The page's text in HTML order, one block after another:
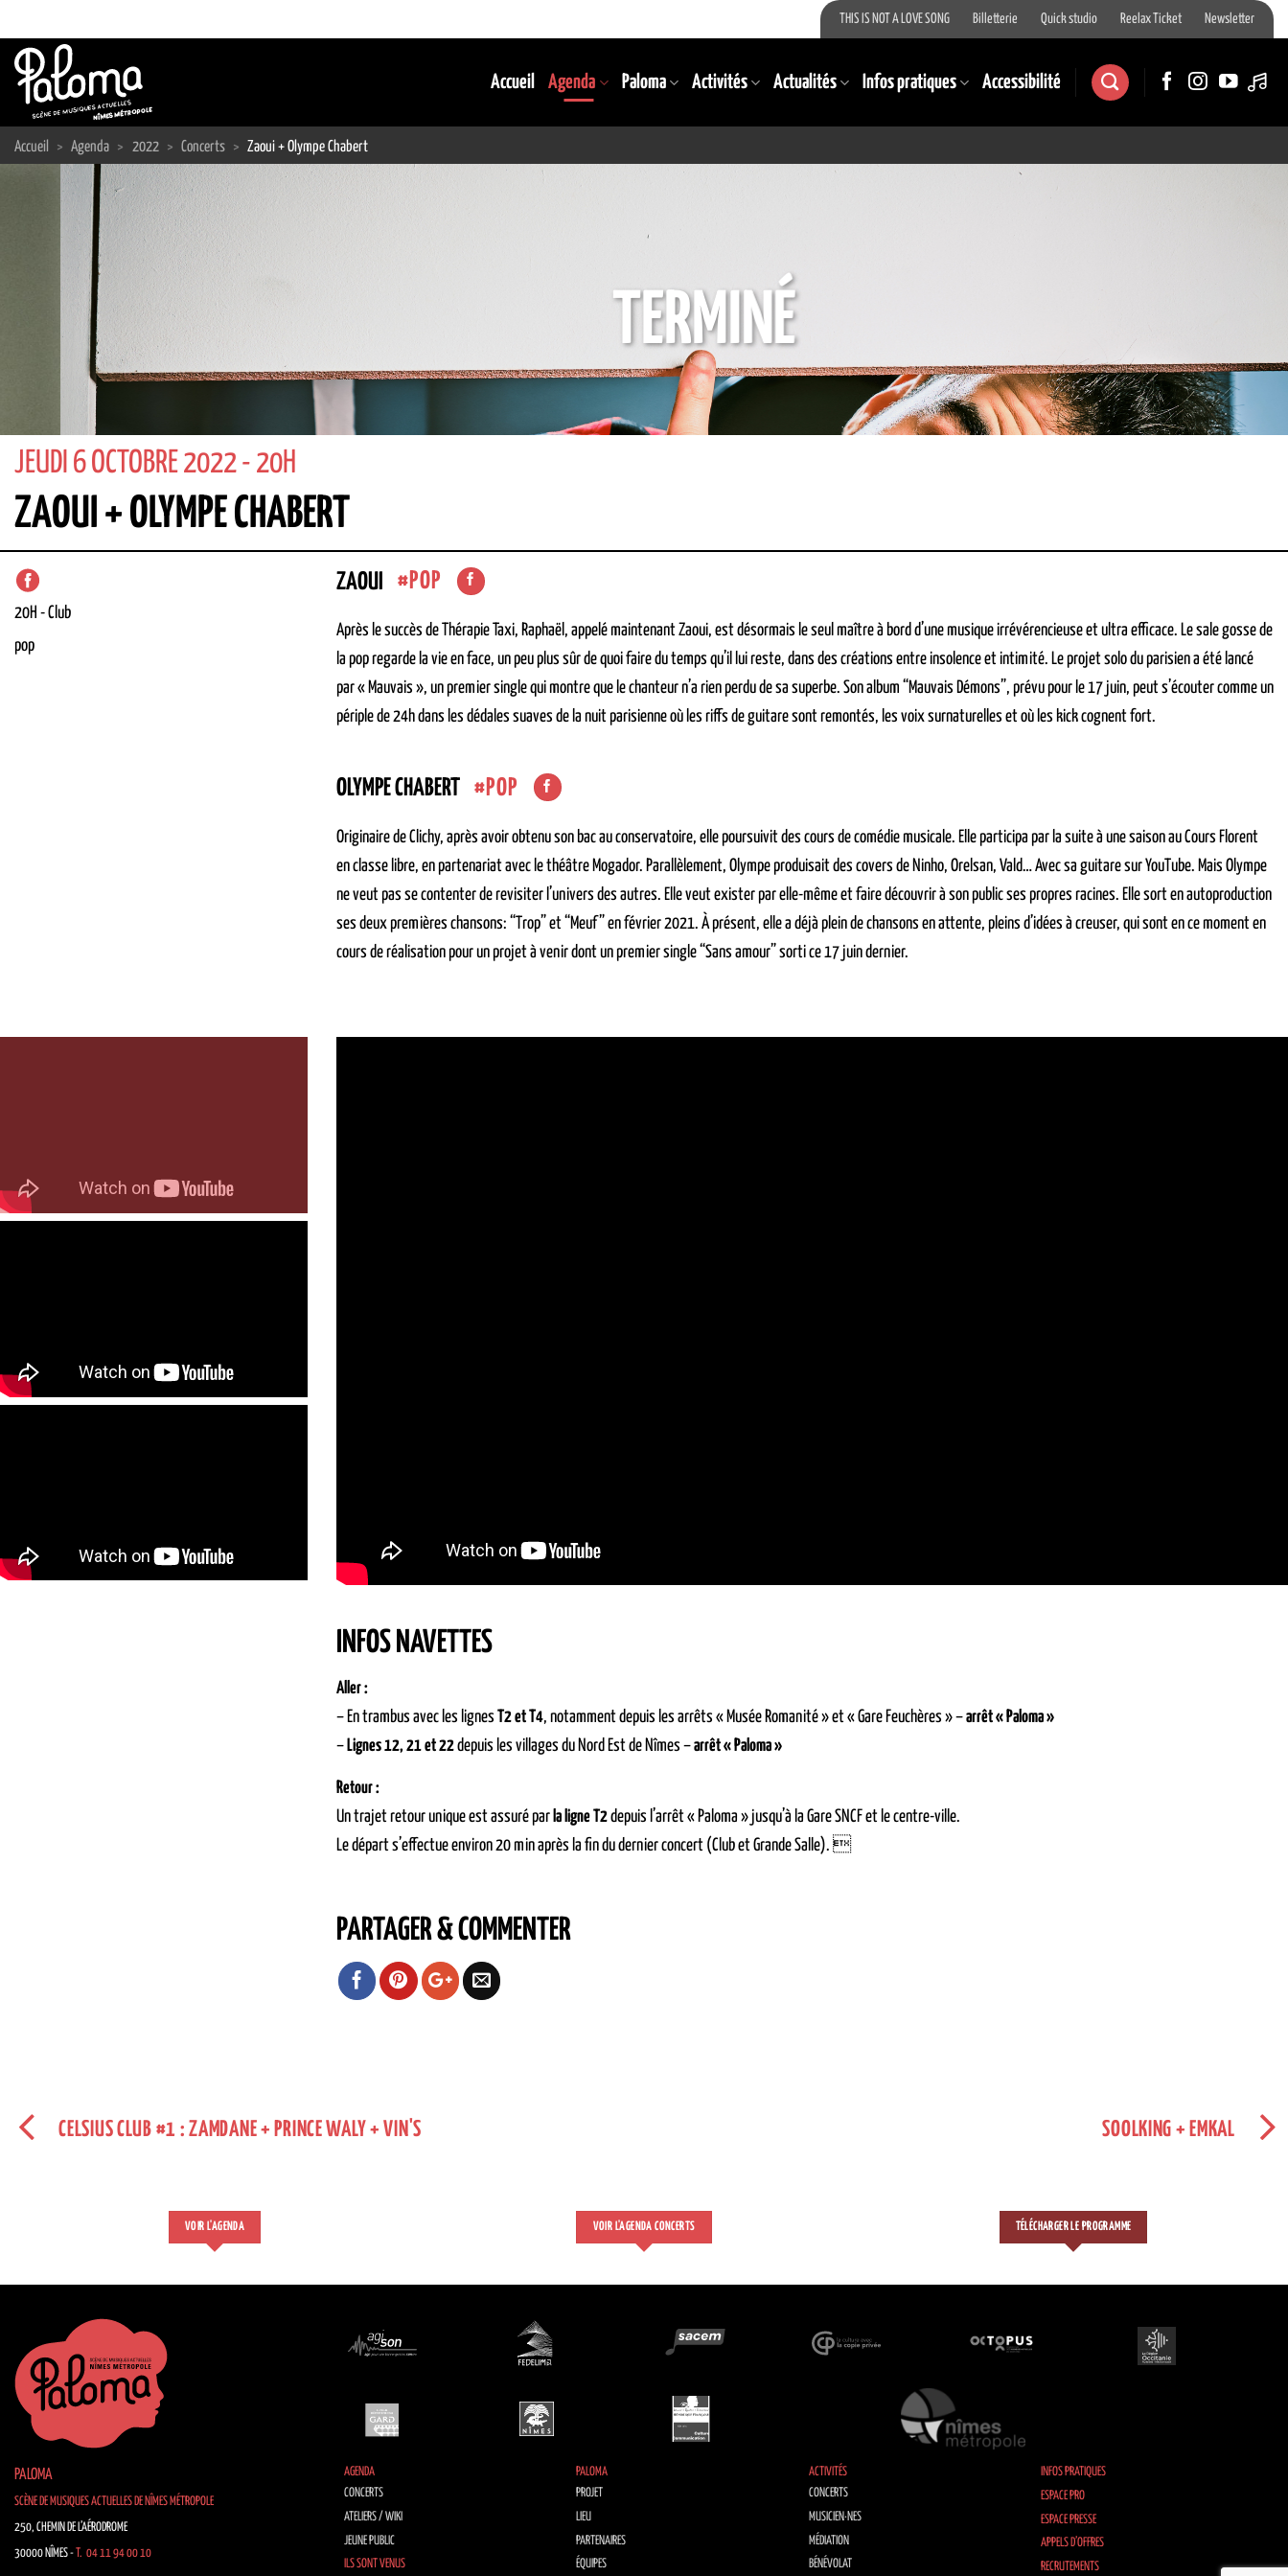
au
contenu
THIS IS NOT A LOVE SONG Billetterie Quick studio Reelax Ticket Newsletter
Accueil Agenda Paloma Activités Actualités Infos pratiques Accessibilité
Accueil > Agenda > 2022 > Concerts > Zaoui + Olympe Chabert
TERMINÉ
JEUDI 6 OCTOBRE 2022 - 20H
ZAOUI + OLYMPE CHABERT
20H -Club
pop
ZAOUI POP
Après le succès de Thérapie Taxi, Raphaël, appelé maintenant Zaoui, est désormais le seul maître à bord d’une musique irrévérencieuse et ultra efficace. Le sale gosse de
la pop regarde la vie en face, un peu plus sûr de quoi faire du temps qu’il lui reste, dans des créations entre insolence et intimité. Le projet solo du parisien a été lancé
par « Mauvais », un premier single qui montre que le chanteur n’a rien perdu de sa superbe. Son album “Mauvais Démons”, prévu pour le 17 juin, peut s’écouter comme un
périple de 24h dans les dédales suaves de la nuit parisienne où les riffs de guitare sont remontés, les voix surnaturelles et où les kick cognent fort.
OLYMPE CHABERT POP
Originaire de Clichy, après avoir obtenu son bac au conservatoire, elle poursuivit des cours de comédie musicale. Elle participa par la suite à une saison au Cours Florent
en classe libre, en partenariat avec le théâtre Mogador. Parallèlement, Olympe produisait des covers de Ninho, Orelsan, Vald… Avec sa guitare sur YouTube. Mais Olympe
ne veut pas se contenter de revisiter l’univers des autres. Elle veut exister par elle-même et faire découvrir à son public ses propres racines. Elle sort en autoproduction
ses deux premières chansons: “Trop” et “Meuf” en février 2021. À présent, elle a déjà plein de chansons en attente, pleins d’idées à creuser, qui sont en ce moment en
cours de réalisation pour un projet à venir dont un premier single “Sans amour” sorti ce 17 juin dernier.
INFOS NAVETTES
Aller :
– En trambus avec les lignes
T2 et T4, notamment depuis les arrêts « Musée Romanité » et « Gare Feuchères » –arrêt « Paloma »
– Lignes 12, 21 et 22depuis les villages du Nord Est de Nîmes –arrêt « Paloma »
Retour :
Un trajet retour unique est assuré par la ligne T2depuis l’arrêt « Paloma » jusqu’à la Gare SNCF et le centre-ville.
Le départ s’effectue environ 20 min après la fin du dernier concert (Club et Grande Salle). 
PARTAGER & COMMENTER
CELSIUS CLUB #1 : ZAMDANE + PRINCE WALY + VIN'S SOOLKING + EMKAL
VOIR L'AGENDA VOIR L'AGENDA CONCERTS TÉLÉCHARGER LE PROGRAMME
PALOMA
SCÈNE DE MUSIQUES ACTUELLES DE NÎMES MÉTROPOLE
250, CHEMIN DE L’AÉRODROME
30000 NÎMES - T. 04 11 94 00 10
AGENDA
CONCERTS
ATELIERS / WIKI
JEUNE PUBLIC
ILS SONT VENUS
PALOMA
PROJET
LIEU
PARTENAIRES
ÉQUIPES
ACTIVITÉS
CONCERTS
MUSICIEN·NES
MÉDIATION
BÉNÉVOLAT
INFOS PRATIQUES
ESPACE PRO
ESPACE PRESSE
APPELS D’OFFRES
RECRUTEMENTS